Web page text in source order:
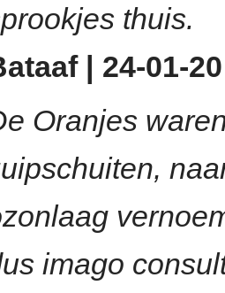
thuis.
| 24-01-
Oranjes
imago